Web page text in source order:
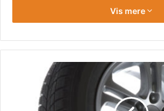
Effektivitet –Fedtfrysning kan være
reducere fedt på bestemte områder
Resultaterne kan variere fra person
mennesker rapporterer en mærkbar
for få uger efter behandlingen.
Vis mere